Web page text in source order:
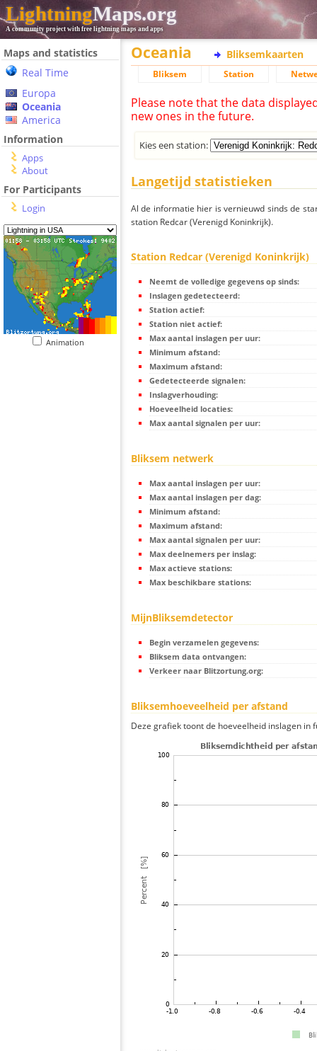
LightningMaps.org
A community project with free lightning maps and apps
Maps and statistics
Real Time
Europa
Oceania
America
Information
Apps
About
For Participants
Login
Animation
Oceania Bliksemkaarten
Bliksem Station
Please note that the data
new ones in the future.
Kies een station:
Langetijd statistieken
Al de informatie hier is vernieuwd sinds de
station Redcar (Verenigd Koninkrijk).
Station Redcar (Verenigd Koninkrijk)
Neemt de volledige gegevens op sinds:
Inslagen gedetecteerd:
Station actief:
Station niet actief:
Max aantal inslagen per uur:
Minimum afstand:
Maximum afstand:
Gedetecteerde signalen:
Inslagverhouding:
Hoeveelheid locaties:
Max aantal signalen per uur:
Bliksem netwerk
Max aantal inslagen per uur:
Max aantal inslagen per dag:
Minimum afstand:
Maximum afstand:
Max aantal signalen per uur:
Max deelnemers per inslag:
Max actieve stations:
Max beschikbare stations:
MijnBliksemdetector
Begin verzamelen gegevens:
Bliksem data ontvangen:
Verkeer naar Blitzortung.org:
Bliksemhoeveelheid per afstand
Deze grafiek toont de hoeveelheid inslagen in